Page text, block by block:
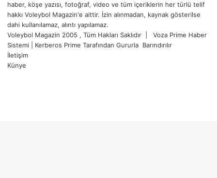
haber, köşe yazısı, fotoğraf, video ve tüm içeriklerin her türlü telif
hakkı Voleybol Magazin'e aittir. İzin alınmadan, kaynak gösterilse
dahi kullanılamaz, alıntı yapılamaz.
Voleybol Magazin 2005 , Tüm Hakları Saklıdır | Voza Prime Haber
Sistemi
Kerberos Prime Tarafından Gururla Barındırılır
İletişim
Künye